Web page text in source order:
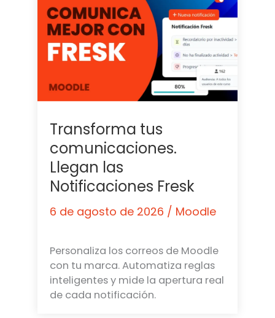
Transforma tus
comunicaciones.
Llegan las
Notificaciones Fresk
6 de agosto de 2026 / Moodle
Personaliza los correos de Moodle
con tu marca. Automatiza reglas
inteligentes y mide la apertura real
de cada notificación.